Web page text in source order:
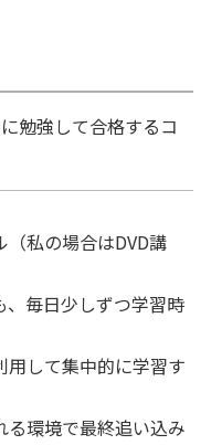
勉強して合格するコ
（私の場合はDVD講
、毎日少しずつ学習時
用して集中的に学習す
る環境で最終追い込み